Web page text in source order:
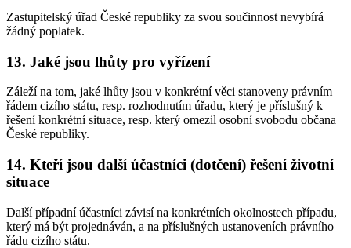
Zastupitelský úřad České republiky za svou součinnost nevybírá
žádný poplatek.
13. Jaké jsou lhůty pro vyřízení
Záleží na tom, jaké lhůty jsou v konkrétní věci stanoveny právním
řádem cizího státu, resp. rozhodnutím úřadu, který je příslušný k
řešení konkrétní situace, resp. který omezil osobní svobodu občana
České republiky.
14. Kteří jsou další účastníci (dotčení) řešení životní
situace
Další případní účastníci závisí na konkrétních okolnostech případu,
který má být projednáván, a na příslušných ustanoveních právního
řádu cizího státu.